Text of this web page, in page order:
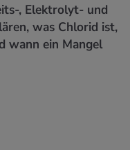
, Elektrolyt- und
was Chlorid ist,
wann ein Mangel